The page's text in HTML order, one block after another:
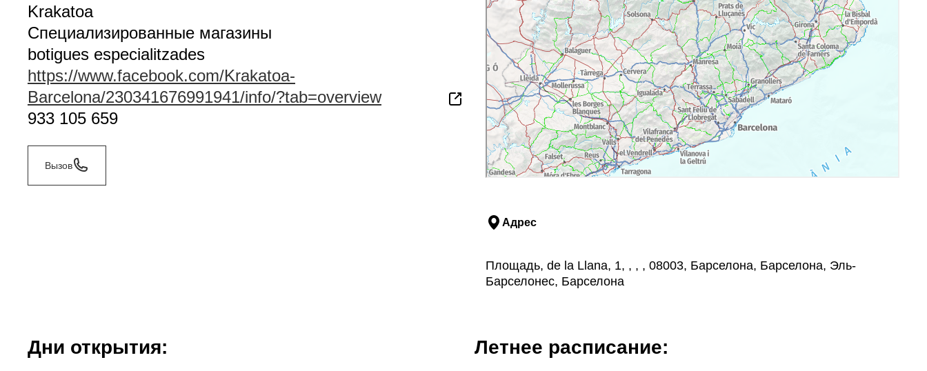
Krakatoa
Специализированные магазины
botigues especialitzades
https://www.facebook.com/Krakatoa-
Barcelona/230341676991941/info/?tab=overview
933 105 659
Вызов
Адрес
Площадь, de la Llana, 1, , , , 08003, Барселона, Барселона, Эль-
Барселонес, Барселона
Дни открытия: Летнее расписание: